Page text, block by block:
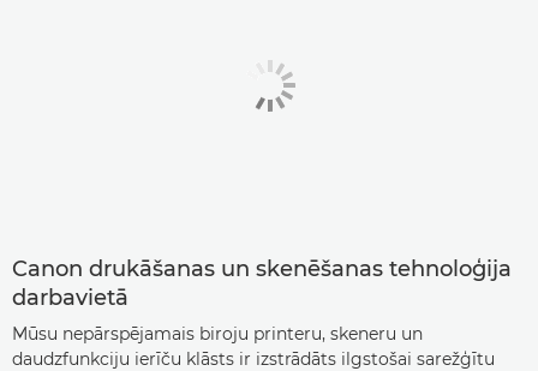
Canon drukāšanas un skenēšanas tehnoloģija
darbavietā
Mūsu nepārspējamais biroju printeru, skeneru un
daudzfunkciju ierīču klāsts ir izstrādāts ilgstošai sarežģītu